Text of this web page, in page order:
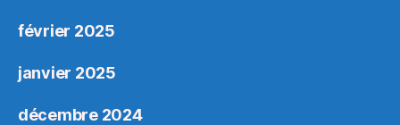
février 2025
janvier 2025
décembre 2024